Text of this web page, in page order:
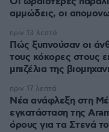
αμμώδεις, οι
Πώς ξυπνούσαν οι
τους κόκορες στους
μπιζέλια της
πριν 13 λεπτά
Νέα ανάφλεξη στη
εγκατάσταση της
όρους για τα Στενά
πριν 17 λεπτά